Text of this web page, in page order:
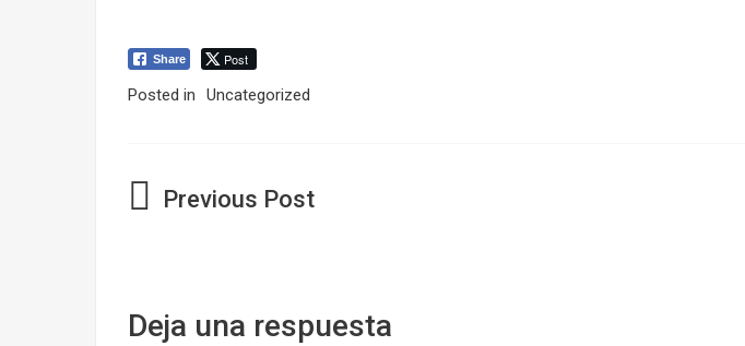
Share Post
Posted in Uncategorized
Navegación
Deja una respuesta